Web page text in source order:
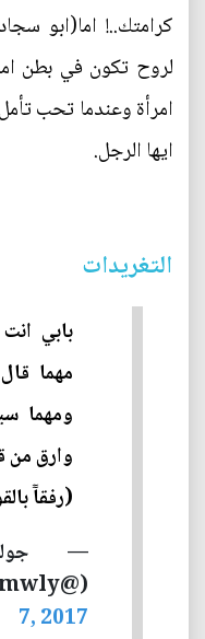
كرامتك..! اما(ابو
لروح تكون في بطن
امرأة وعندما تحب
ايها الرجل.
التغريدات
بابي
مهما
ومهما
وارق من
(رفقآٓ
(@hnynalmwly)
7, 2017